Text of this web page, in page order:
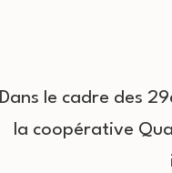
Dans le cadre des
la coopérative